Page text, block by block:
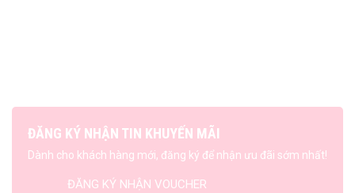
ĐĂNG KÝ NHẬN TIN KHUYẾN MÃI
Dành cho khách hàng mới, đăng ký để nhận ưu đãi sớm nhất!
ĐĂNG KÝ NHẬN VOUCHER